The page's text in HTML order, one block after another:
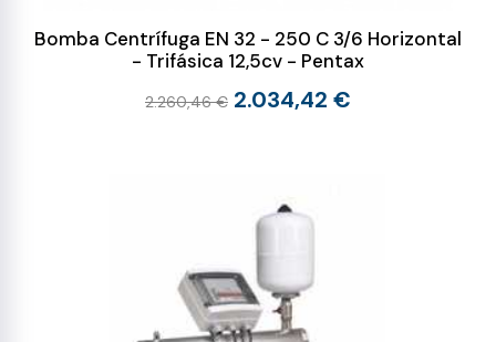
Bomba Centrífuga EN 32 - 250 C 3/6 Horizontal
- Trifásica 12,5cv - Pentax
2.260,46 € 2.034,42 €